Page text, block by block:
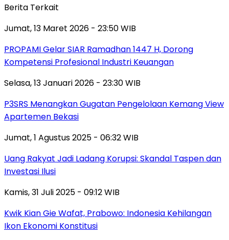
Berita Terkait
Jumat, 13 Maret 2026 - 23:50 WIB
PROPAMI Gelar SIAR Ramadhan 1447 H, Dorong
Kompetensi Profesional Industri Keuangan
Selasa, 13 Januari 2026 - 23:30 WIB
P3SRS Menangkan Gugatan Pengelolaan Kemang View
Apartemen Bekasi
Jumat, 1 Agustus 2025 - 06:32 WIB
Uang Rakyat Jadi Ladang Korupsi: Skandal Taspen dan
Investasi Ilusi
Kamis, 31 Juli 2025 - 09:12 WIB
Kwik Kian Gie Wafat, Prabowo: Indonesia Kehilangan
Ikon Ekonomi Konstitusi